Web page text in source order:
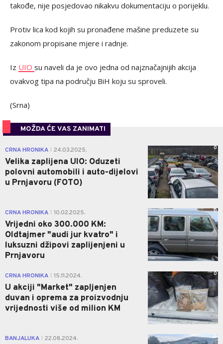
takođe, nije posjedovao nikakvu dokumentaciju o porijeklu.
Protiv lica kod kojih su pronađene mašine preduzete su
zakonom propisane mjere i radnje.
Iz UIO su naveli da je ovo jedna od najznačajnijih akcija
ovakvog tipa na području BiH koju su sproveli.
(Srna)
MOŽDA ĆE VAS ZANIMATI
CRNA HRONIKA 24.03.2025.
Velika zaplijena UIO: Oduzeti
polovni automobili i auto-dijelovi
u Prnjavoru (FOTO)
0
CRNA HRONIKA 10.02.2025.
Vrijedni oko 300.000 KM:
Oldtajmer "audi jur kvatro" i
luksuzni džipovi zaplijenjeni u
Prnjavoru
0
CRNA HRONIKA 15.11.2024.
U akciji "Market" zapljenjen
duvan i oprema za proizvodnju
vrijednosti više od milion KM
0
BANJALUKA 22.08.2024. 0